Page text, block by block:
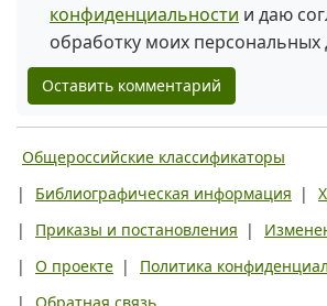
конфиденциальности и даю
обработку моих персональных
Оставить комментарий
Общероссийские классификаторы
|
Библиографическая информация |
|
Приказы и постановления |
|
О проекте |
Политика